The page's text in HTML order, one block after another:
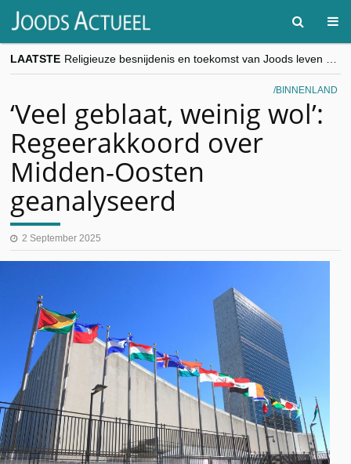
LAATSTE
“Besnijdenisdebat toont hoe moeilijk seculiere Westen minderheden begrijpt”, Jinnih Beels (Vooruit)
CITYTRIP | ROEMENIË – Boekarest: de verrassing van Oost-Europa
BINNENLAND
‘Veel geblaat, weinig wol’:
Regeerakkoord over
Midden-Oosten
geanalyseerd
2 September 2025